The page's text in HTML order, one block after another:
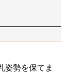
姿勢を保てま